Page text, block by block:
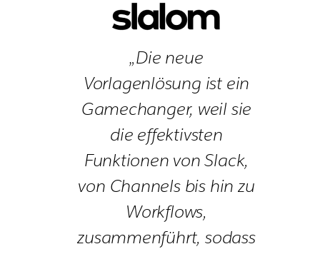
„Die neue
Vorlagenlösung ist ein
Gamechanger, weil sie
die effektivsten
Funktionen von Slack,
von Channels bis hin zu
Workflows,
zusammenführt, sodass